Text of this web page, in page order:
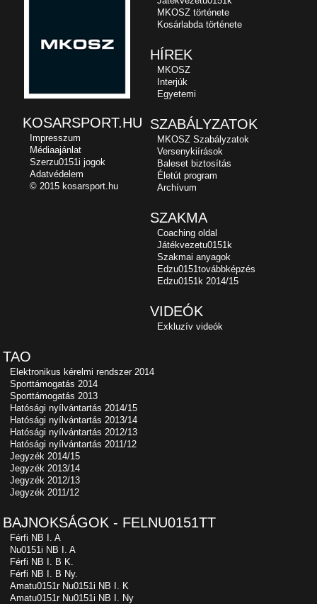
MKOSZ története
Kosárlabda története
HÍREK
MKOSZ
Interjúk
Egyetemi
SZABÁLYZATOK
MKOSZ Szabályzatok
Versenykiírások
Baleset biztosítás
Életút program
Archívum
SZAKMA
Coaching oldal
Játékvezetu0151k
Szakmai anyagok
Edzu0151továbbképzés
Edzu0151k 2014/15
VIDEÓK
Exkluzív videók
TAO
Elektronikus kérelmi rendszer 2014
Sporttámogatás 2014
Sporttámogatás 2013
Hatósági nyílvántartás 2014/15
Hatósági nyílvántartás 2013/14
Hatósági nyílvántartás 2012/13
Hatósági nyílvántartás 2011/12
Jegyzék 2014/15
Jegyzék 2013/14
Jegyzék 2012/13
Jegyzék 2011/12
BAJNOKSÁGOK - FELNU0151TT
Férfi NB I. A
Nu0151i NB I. A
Férfi NB I. B K.
Férfi NB I. B Ny.
Amatu0151r Nu0151i NB I. K
Amatu0151r Nu0151i NB I. Ny
KOSARSPORT.HU
Impresszum
Médiaajánlat
Szerzu0151i jogok
Adatvédelem
© 2015 kosarsport.hu